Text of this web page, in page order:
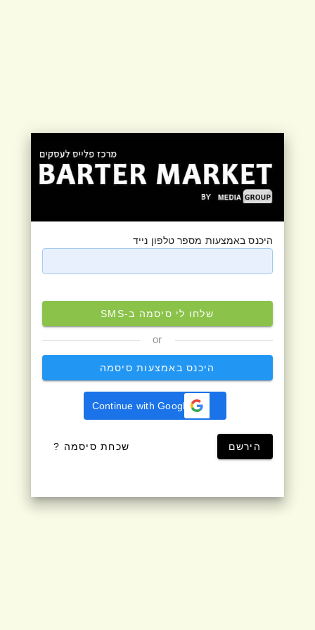
היכנס באמצעות מספר טלפון נייד
שלחו לי סיסמה ב-SMS
or
היכנס באמצעות סיסמה
Continue with Google
הירשם שכחת סיסמה ?